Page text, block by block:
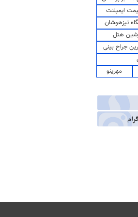
ایمپلنت
تیزهوشان
هتل
جراح بینی
مهرینو